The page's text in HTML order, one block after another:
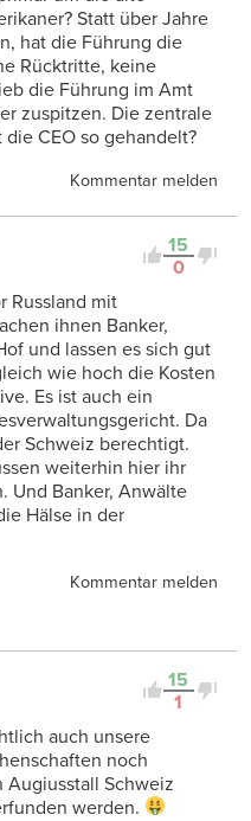
Statt über Jahre
hat die Führung die
Rücktritte, keine
die Führung im Amt
zuspitzen. Die zentrale
CEO so gehandelt?
Kommentar melden
15
0
Russland mit
ihnen Banker,
und lassen es sich gut
wie hoch die Kosten
Es ist auch ein
Da
Schweiz berechtigt.
weiterhin hier ihr
Und Banker, Anwälte
Hälse in der
Kommentar melden
15
1
auch unsere
noch
Augiusstall Schweiz
werden.